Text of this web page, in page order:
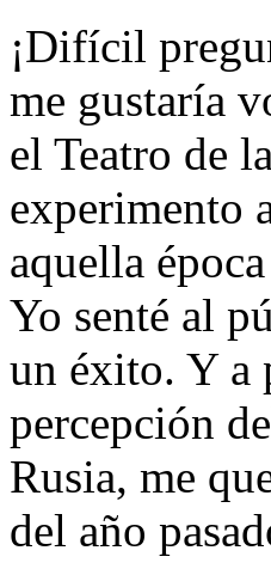
¡Difícil
me gustaría
el Teatro de
experimento
aquella
Yo senté al
un éxito. Y a
percepción
Rusia, me
del año